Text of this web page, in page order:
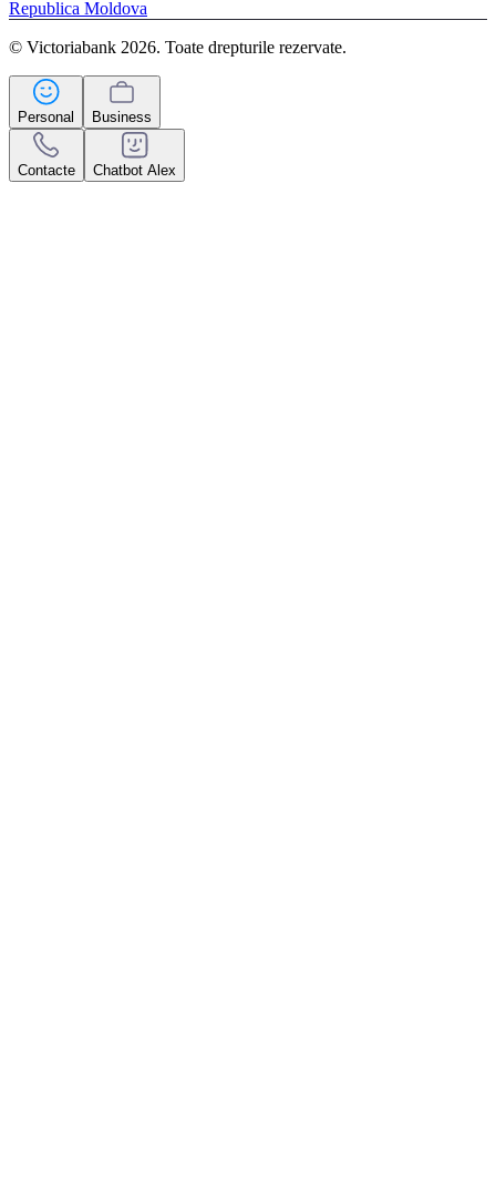
Republica Moldova
© Victoriabank 2026. Toate drepturile rezervate.
Personal Business
Contacte Chatbot Alex